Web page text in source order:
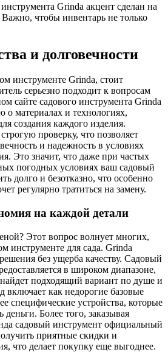
Grinda акцент сделан на
чтобы инвентарь не только
и долговечности
инструменте Grinda, стоит
серьезно подходит к вопросам
сайте садового инструмента Grinda
материалах и технологиях,
создания каждого изделия.
проверку, что позволяет
и надежность в условиях
Это значит, что даже при частых
погодных условиях ваш садовый
долго и безотказно, что особенно
регулярно тратиться на замену.
на каждой детали
Этот вопрос волнует многих,
инструменте для сада. Grinda
без ущерба качеству. Садовый
в широком диапазоне,
подходящий вариант по душе и
включает как недорогие базовые
специфические устройства, которые
Более того, заказывая
садовый инструмент официальный
приятные скидки и
что делает покупку еще выгоднее.